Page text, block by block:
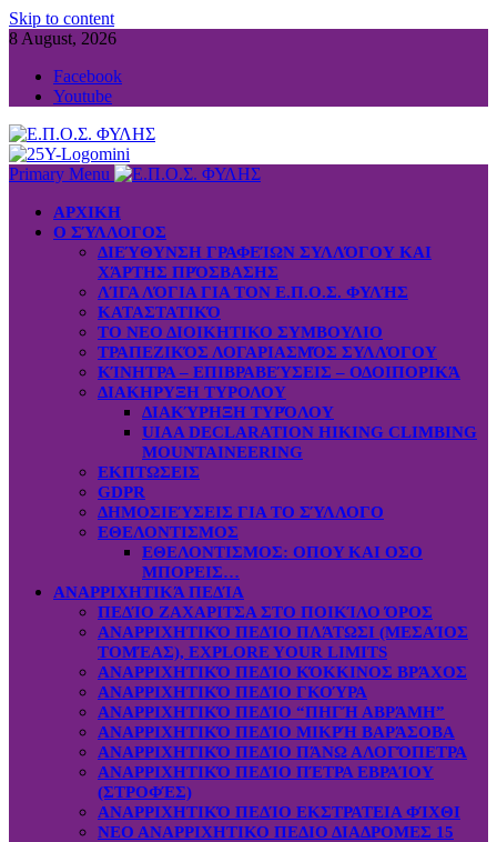
Skip to content
8 August, 2026
Facebook
Youtube
Primary Menu
ΑΡΧΙΚΗ
Ο ΣΎΛΛΟΓΟΣ
ΔΙΕΎΘΥΝΣΗ ΓΡΑΦΕΊΩΝ ΣΥΛΛΌΓΟΥ ΚΑΙ
ΧΆΡΤΗΣ ΠΡΌΣΒΑΣΗΣ
ΛΊΓΑ ΛΌΓΙΑ ΓΙΑ ΤΟΝ Ε.Π.Ο.Σ. ΦΥΛΉΣ
ΚΑΤΑΣΤΑΤΙΚΌ
ΤΟ ΝΕΟ ΔΙΟΙΚΗΤΙΚΟ ΣΥΜΒΟΥΛΙΟ
ΤΡΑΠΕΖΙΚΌΣ ΛΟΓΑΡΙΑΣΜΌΣ ΣΥΛΛΌΓΟΥ
ΚΊΝΗΤΡΑ – ΕΠΙΒΡΑΒΕΎΣΕΙΣ – ΟΔΟΙΠΟΡΙΚΆ
ΔΙΑΚΗΡΥΞΗ ΤΥΡΟΛΟΥ
ΔΙΑΚΎΡΗΞΗ ΤΥΡΌΛΟΥ
UIAA DECLARATION HIKING CLIMBING
MOUNTAINEERING
ΕΚΠΤΩΣΕΙΣ
GDPR
ΔΗΜΟΣΙΕΎΣΕΙΣ ΓΙΑ ΤΟ ΣΎΛΛΟΓΟ
ΕΘΕΛΟΝΤΙΣΜΟΣ
ΕΘΕΛΟΝΤΙΣΜΟΣ: OΠOY KAI ΟΣΟ
ΜΠΟΡΕΙΣ…
ΑΝΑΡΡΙΧΗΤΙΚΆ ΠΕΔΊΑ
ΠΕΔΊΟ ΖΑΧΑΡΙΤΣΑ ΣΤΟ ΠΟΙΚΊΛΟ ΌΡΟΣ
ΑΝΑΡΡΙΧΗΤΙΚΌ ΠΕΔΊΟ ΠΛΆΤΩΣΙ (ΜΕΣΑΊΟΣ
ΤΟΜΈΑΣ), EXPLORE YOUR LIMITS
ΑΝΑΡΡΙΧΗΤΙΚΌ ΠΕΔΊΟ ΚΌΚΚΙΝΟΣ ΒΡΆΧΟΣ
ΑΝΑΡΡΙΧΗΤΙΚΌ ΠΕΔΊΟ ΓΚΟΎΡΑ
ΑΝΑΡΡΙΧΗΤΙΚΌ ΠΕΔΊΟ “ΠΗΓΉ ΑΒΡΆΜΗ”
ΑΝΑΡΡΙΧΗΤΙΚΌ ΠΕΔΊΟ ΜΙΚΡΉ ΒΑΡΆΣΟΒΑ
ΑΝΑΡΡΙΧΗΤΙΚΌ ΠΕΔΊΟ ΠΆΝΩ ΑΛΟΓΌΠΕΤΡΑ
ΑΝΑΡΡΙΧΗΤΙΚΌ ΠΕΔΊΟ ΠΈΤΡΑ ΕΒΡΑΊΟΥ
(ΣΤΡΟΦΈΣ)
ΑΝΑΡΡΙΧΗΤΙΚΌ ΠΕΔΊΟ ΕΚΣΤΡΑΤΕΙΑ ΦΊΧΘΙ
ΝΕΟ ΑΝΑΡΡΙΧΗΤΙΚΟ ΠΕΔΙΟ ΔΙΑΔΡΟΜΕΣ 15